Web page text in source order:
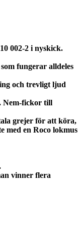
002-2 i nyskick.
fungerar alldeles
och trevligt ljud
Nem-fickor till
grejer för att köra,
med en Roco lokmus
vinner flera